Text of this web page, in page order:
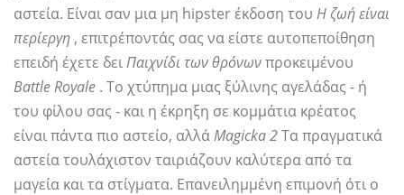
αστεία. Είναι σαν μια μη hipster έκδοση του Η ζωή είναι
περίεργη , επιτρέποντάς σας να είστε αυτοπεποίθηση
επειδή έχετε δειΠαιχνίδι των θρόνωνπροκειμένου
Battle Royale . Το χτύπημα μιας ξύλινης αγελάδας - ή
του φίλου σας - και η έκρηξη σε κομμάτια κρέατος
είναι πάντα πιο αστείο, αλλάMagicka 2Τα πραγματικά
αστεία τουλάχιστον ταιριάζουν καλύτερα από τα
μαγεία και τα στίγματα. Επανειλημμένη επιμονή ότι ο